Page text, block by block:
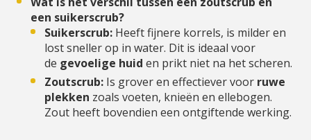
een suikerscrub?
Suikerscrub: Heeft fijnere korrels, is milder en
lost sneller op in water. Dit is ideaal voor
de gevoelige huid en prikt niet na het scheren.
Zoutscrub: Is grover en effectiever voor ruwe
plekken zoals voeten, knieën en ellebogen.
Zout heeft bovendien een ontgiftende werking.